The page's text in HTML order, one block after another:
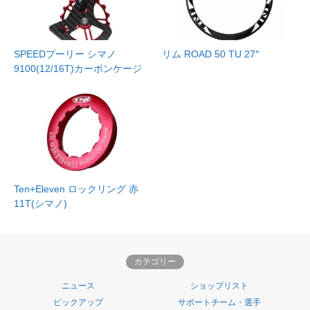
SPEEDプーリー シマノ
9100(12/16T)カーボンケージ
リム ROAD 50 TU 27″
Ten+Eleven ロックリング 赤
11T(シマノ)
カテゴリー
ニュース
ショップリスト
ピックアップ
サポートチーム・選手